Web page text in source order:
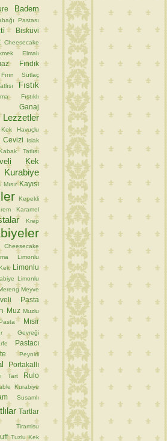
Badem
Pastası
Bisküvi
Cheesecake
Elmalı
Fındık
Fırın Sütlaç
Fıstık
Fıstıklı
Ganaj
Havuçlu
Cevizi
Islak
Tatlısı
Kek
Kayısı
Kepekli
Karamel
Krep
Cheesecake
Limonlu
Limonlu
Limonlu
Meyve
Pasta
Muz Muzlu
Mısır
Gevreği
Pastacı
Peynirli
Portakallı
Tart
Rulo
Kurabiye
Susamlı
Tartlar
Tiramisu
Tuzlu Kek